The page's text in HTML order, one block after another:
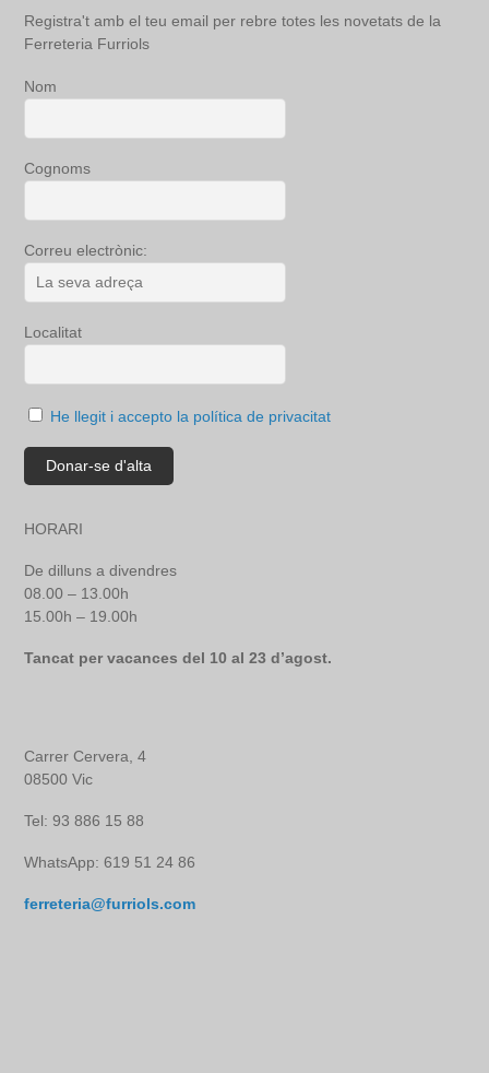
Registra't amb el teu email per rebre totes les novetats de la
Ferreteria Furriols
Nom
Cognoms
Correu electrònic:
Localitat
He llegit i accepto la política de privacitat
HORARI
De dilluns a divendres
08.00 – 13.00h
15.00h – 19.00h
Tancat per vacances del 10 al 23 d’agost.
Carrer Cervera, 4
08500 Vic
Tel: 93 886 15 88
WhatsApp: 619 51 24 86
ferreteria@furriols.com